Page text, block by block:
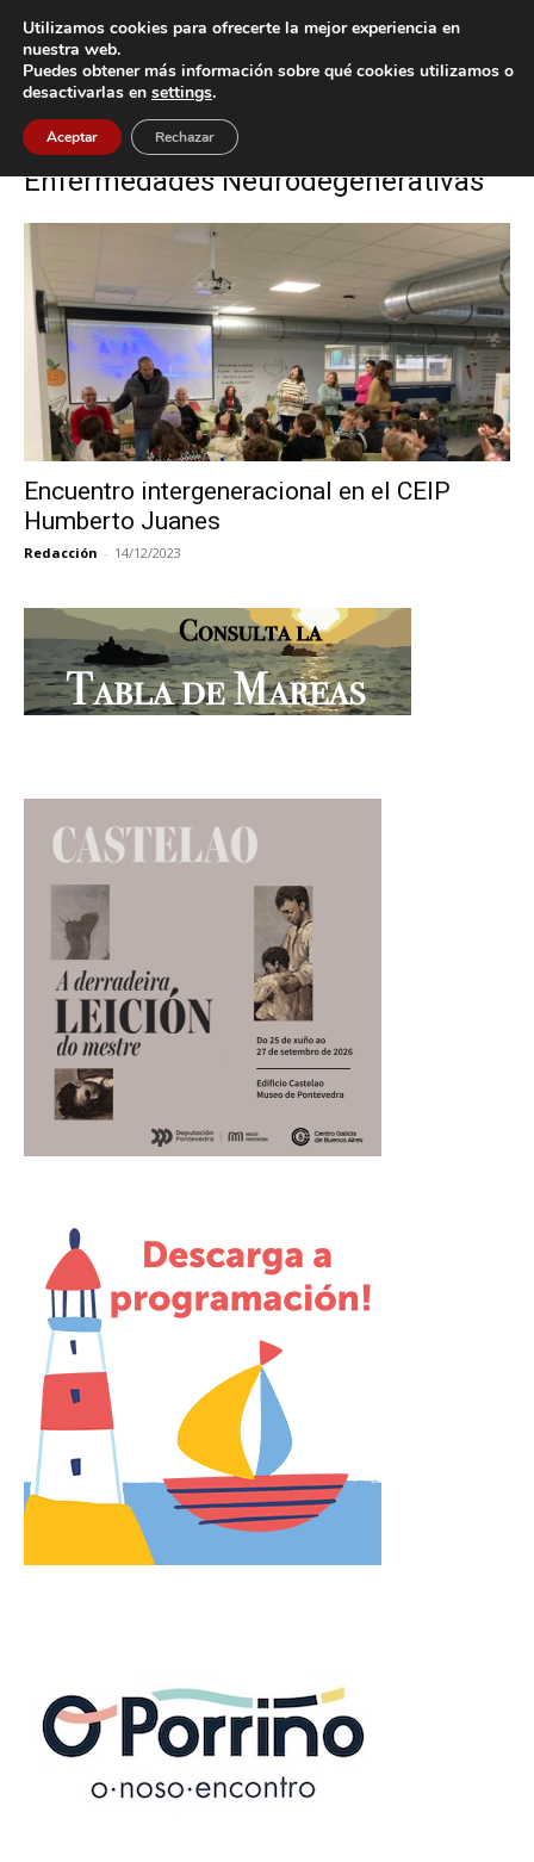
Inicio Etiquetas
Centro Municipal de Enfermedades
Etiqueta: Centro Municipal de
Enfermedades Neurodegenerativas
Encuentro intergeneracional en el CEIP
Humberto Juanes
Redacción - 14/12/2023
Utilizamos cookies para ofrecerte la mejor experiencia en
nuestra web.
Puedes obtener más información sobre qué cookies utilizamos o
desactivarlas en settings.
Aceptar Rechazar